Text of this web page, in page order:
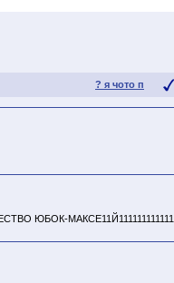
? я чото п
ЮБОК-МАКСЕ11Й111111111111